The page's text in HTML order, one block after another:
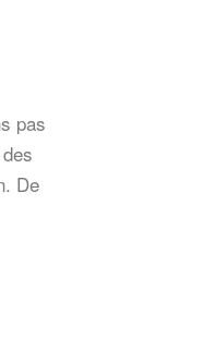
pas
De